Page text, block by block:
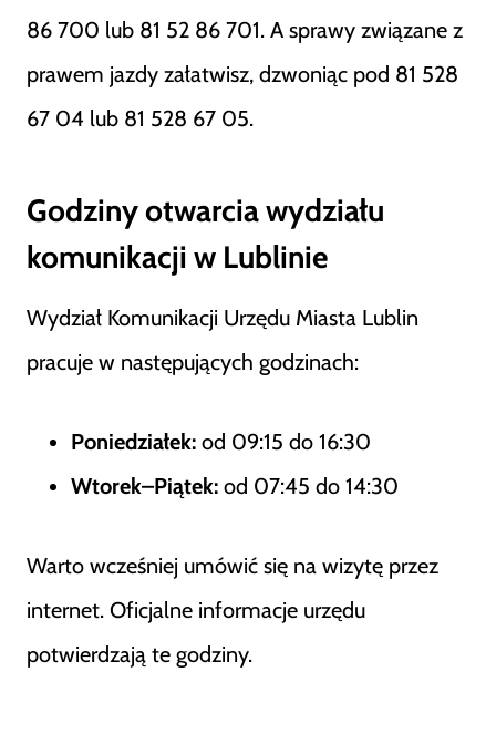
86 700 lub 81 52 86 701. A sprawy związane z
prawem jazdy załatwisz, dzwoniąc pod 81 528
67 04 lub 81 528 67 05.
Godziny otwarcia wydziału
komunikacji w Lublinie
Wydział Komunikacji Urzędu Miasta Lublin
pracuje w następujących godzinach:
Poniedziałek: od 09:15 do 16:30
Wtorek–Piątek: od 07:45 do 14:30
Warto wcześniej umówić się na wizytę przez
internet. Oficjalne informacje urzędu
potwierdzają te godziny.